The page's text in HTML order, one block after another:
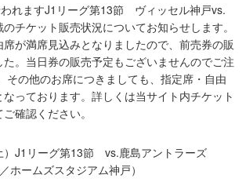
れますJ1リーグ第13節 ヴィッセル神戸vs.
チケット販売状況についてお知らせします。
が満席見込みとなりましたので、前売券の販
。当日券の販売予定もございませんのでご注
その他のお席につきましても、指定席・自由
っております。詳しくは当サイト内チケット
確認ください。
）J1リーグ第13節 vs.鹿島アントラーズ
ホームズスタジアム神戸）